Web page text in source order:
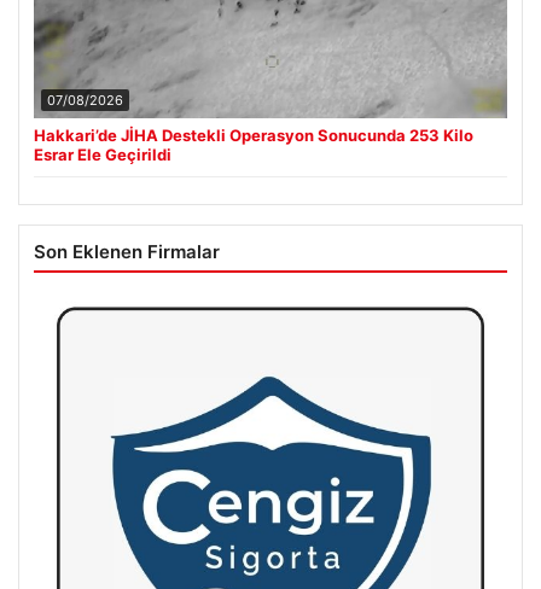
07/08/2026
Hakkari’de JİHA Destekli Operasyon Sonucunda 253 Kilo
Esrar Ele Geçirildi
Son Eklenen Firmalar